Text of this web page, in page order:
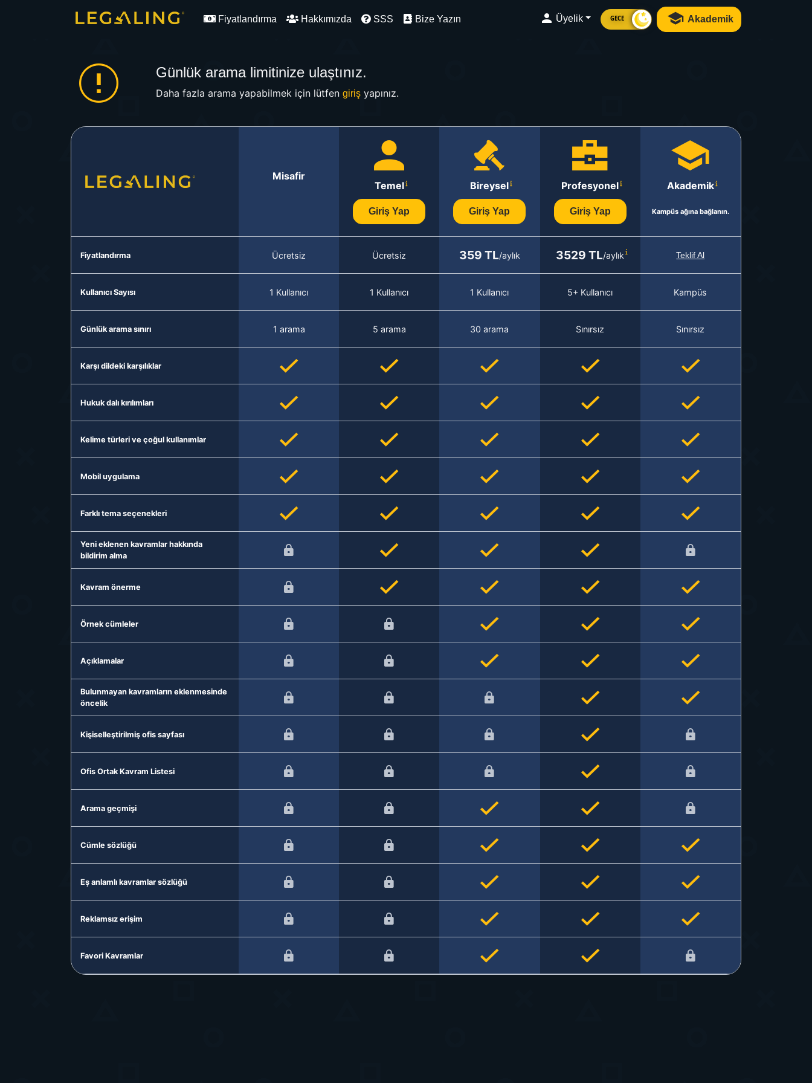
Fiyatlandırma Hakkımızda SSS Bize Yazın Üyelik GECE Akademik
Günlük arama limitinize ulaştınız.
Daha fazla arama yapabilmek için lütfen girişyapınız.
Misafir
Temel
Giriş Yap
Bireysel
Giriş Yap
Profesyonel
Giriş Yap
Akademik
Kampüs ağına bağlanın.
Fiyatlandırma Ücretsiz Ücretsiz 359 TL/aylık 3529 TL/aylık Teklif Al
Kullanıcı Sayısı 1 Kullanıcı 1 Kullanıcı 1 Kullanıcı 5+ Kullanıcı Kampüs
Günlük arama sınırı 1 arama 5 arama 30 arama Sınırsız Sınırsız
Karşı dildeki karşılıklar
Hukuk dalı kırılımları
Kelime türleri ve çoğul kullanımlar
Mobil uygulama
Farklı tema seçenekleri
Yeni eklenen kavramlar hakkında
bildirim alma
Kavram önerme
Örnek cümleler
Açıklamalar
Bulunmayan kavramların eklenmesinde
öncelik
Kişiselleştirilmiş ofis sayfası
Ofis Ortak Kavram Listesi
Arama geçmişi
Cümle sözlüğü
Eş anlamlı kavramlar sözlüğü
Reklamsız erişim
Favori Kavramlar